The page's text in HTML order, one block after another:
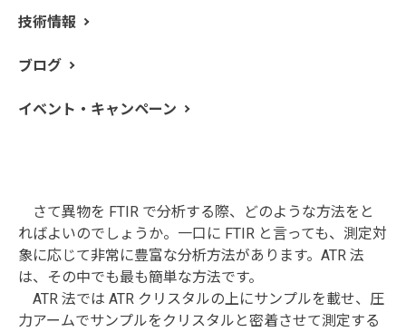
技術情報
ブログ
イベント・キャンペーン
とができるからです。FTIR は異物の材質を知るのにとて
も有効です。こういった分析を一般的に定性分析といい
ます。今回のエントリは、異物の定性分析にあたり、何
をすればよいか？を中心に書きました。
さて異物を FTIR で分析する際、どのような方法をと
ればよいのでしょうか。一口に FTIR と言っても、測定対
象に応じて非常に豊富な分析方法があります。ATR 法
は、その中でも最も簡単な方法です。
ATR 法では ATR クリスタルの上にサンプルを載せ、圧
力アームでサンプルをクリスタルと密着させて測定する